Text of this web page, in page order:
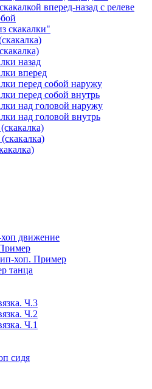
вперед-назад с релеве
скакалки"
назад
вперед
перед собой наружу
перед собой внутрь
над головой наружу
над головой внутрь
движение
хоп. Пример
танца
Ч.3
Ч.2
Ч.1
сидя